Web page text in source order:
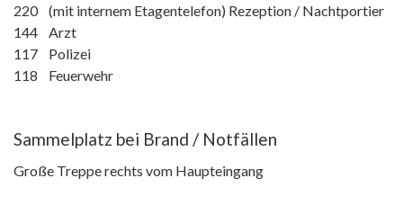
220 (mit internem Etagentelefon) Rezeption / Nachtportier
144 Arzt
117 Polizei
118 Feuerwehr
Sammelplatz bei Brand / Notfällen
Große Treppe rechts vom Haupteingang